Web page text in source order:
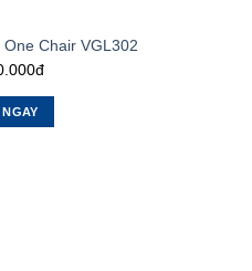
Chair VGL302